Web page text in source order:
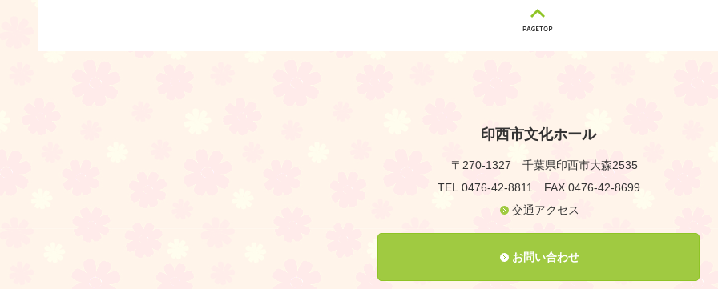
印西市文化ホール
〒270-1327 千葉県印西市大森2535
TEL.0476-42-8811 FAX.0476-42-8699
交通アクセス
お問い合わせ